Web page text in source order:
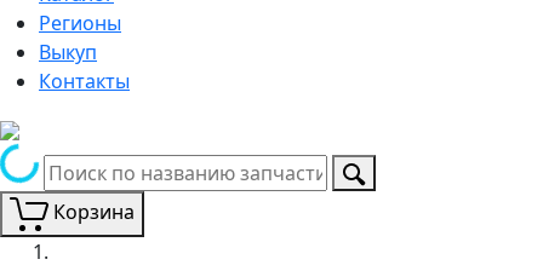
Регионы
Выкуп
Контакты
Корзина